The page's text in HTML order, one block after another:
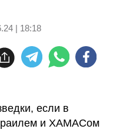
| 18:18
если в
и ХАМАСом